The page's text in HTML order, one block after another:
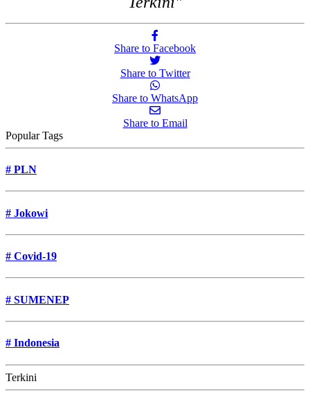
Share to Facebook
Share to Twitter
Share to WhatsApp
Share to Email
Popular Tags
# PLN
# Jokowi
# Covid-19
# SUMENEP
# Indonesia
Terkini